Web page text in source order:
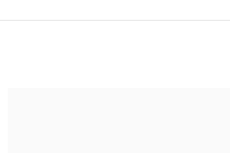
A well-equipped barbeque
The mosque nearby